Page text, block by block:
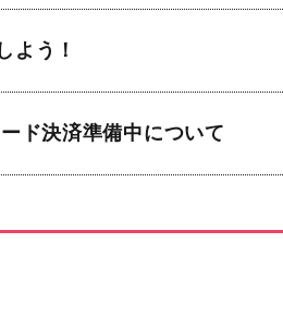
よう！
ド決済準備中について